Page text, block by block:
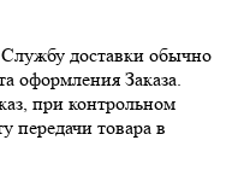
доставки обычно
оформления Заказа.
при контрольном
передачи товара в